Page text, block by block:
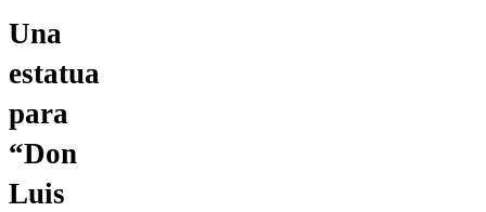
Una
estatua
para
“Don
Luis